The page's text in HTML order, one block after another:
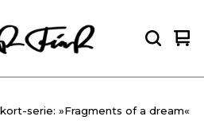
0
serie: »Fragments of a dream«